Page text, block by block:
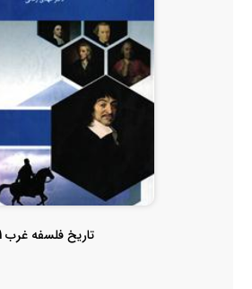
تاریخ فلسفه غرب 1